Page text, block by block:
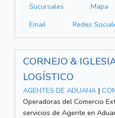
Sucursales Mapa
Email
Redes
CORNEJO &
LOGÍSTICO
AGENTES DE ADUANA |
Operadoras del Comercio
servicios de Agente en